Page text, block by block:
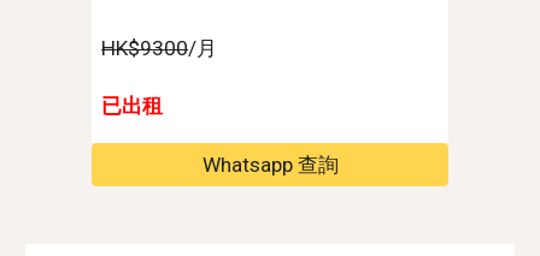
HK$9300/月
已出租
Whatsapp 查詢